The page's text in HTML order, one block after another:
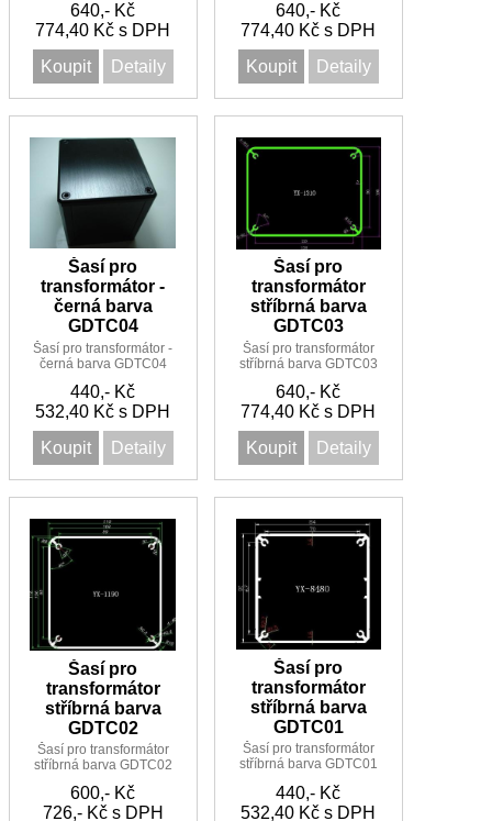
640,- Kč
774,40 Kč s DPH
Koupit
Detaily
640,- Kč
774,40 Kč s DPH
Koupit
Detaily
Šasí pro
transformátor -
černá barva
GDTC04
Šasí pro transformátor -
černá barva GDTC04
440,- Kč
532,40 Kč s DPH
Koupit
Detaily
Šasí pro
transformátor
stříbrná barva
GDTC03
Šasí pro transformátor
stříbrná barva GDTC03
640,- Kč
774,40 Kč s DPH
Koupit
Detaily
Šasí pro
transformátor
stříbrná barva
GDTC02
Šasí pro transformátor
stříbrná barva GDTC02
600,- Kč
726,- Kč s DPH
Šasí pro
transformátor
stříbrná barva
GDTC01
Šasí pro transformátor
stříbrná barva GDTC01
440,- Kč
532,40 Kč s DPH